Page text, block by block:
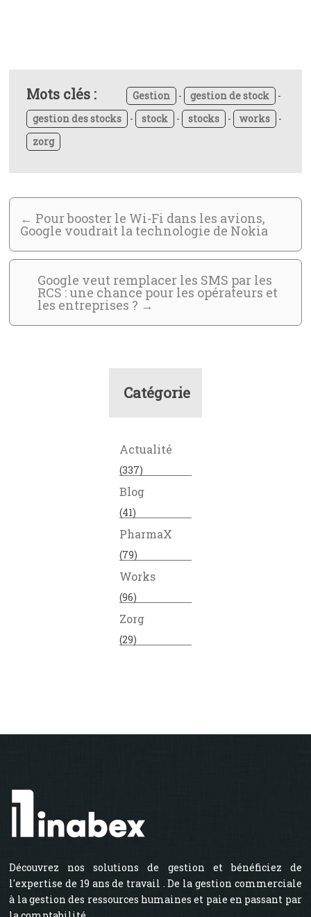
Mots clés : Gestion - gestion de stock
-
gestion des stocks
- stock - stocks - works
-
zorg
← Pour booster le Wi-Fi dans les avions,
Google voudrait la technologie de Nokia
Google veut remplacer les SMS par les
RCS : une chance pour les opérateurs et
les entreprises ? →
Catégorie
Actualité
(337)
Blog
(41)
PharmaX
(79)
Works
(96)
Zorg
(29)
Découvrez nos solutions de gestion et bénéficiez de
l'expertise de 19 ans de travail . De la gestion commerciale
à la gestion des ressources humaines et paie en passant par